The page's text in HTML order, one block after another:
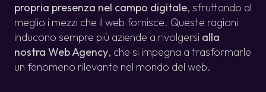
propria presenza nel campo digitale, sfruttando al
meglio i mezzi che il web fornisce. Queste ragioni
inducono sempre più aziende a rivolgersi alla
nostra Web Agency, che si impegna a trasformarle
un fenomeno rilevante nel mondo del web.